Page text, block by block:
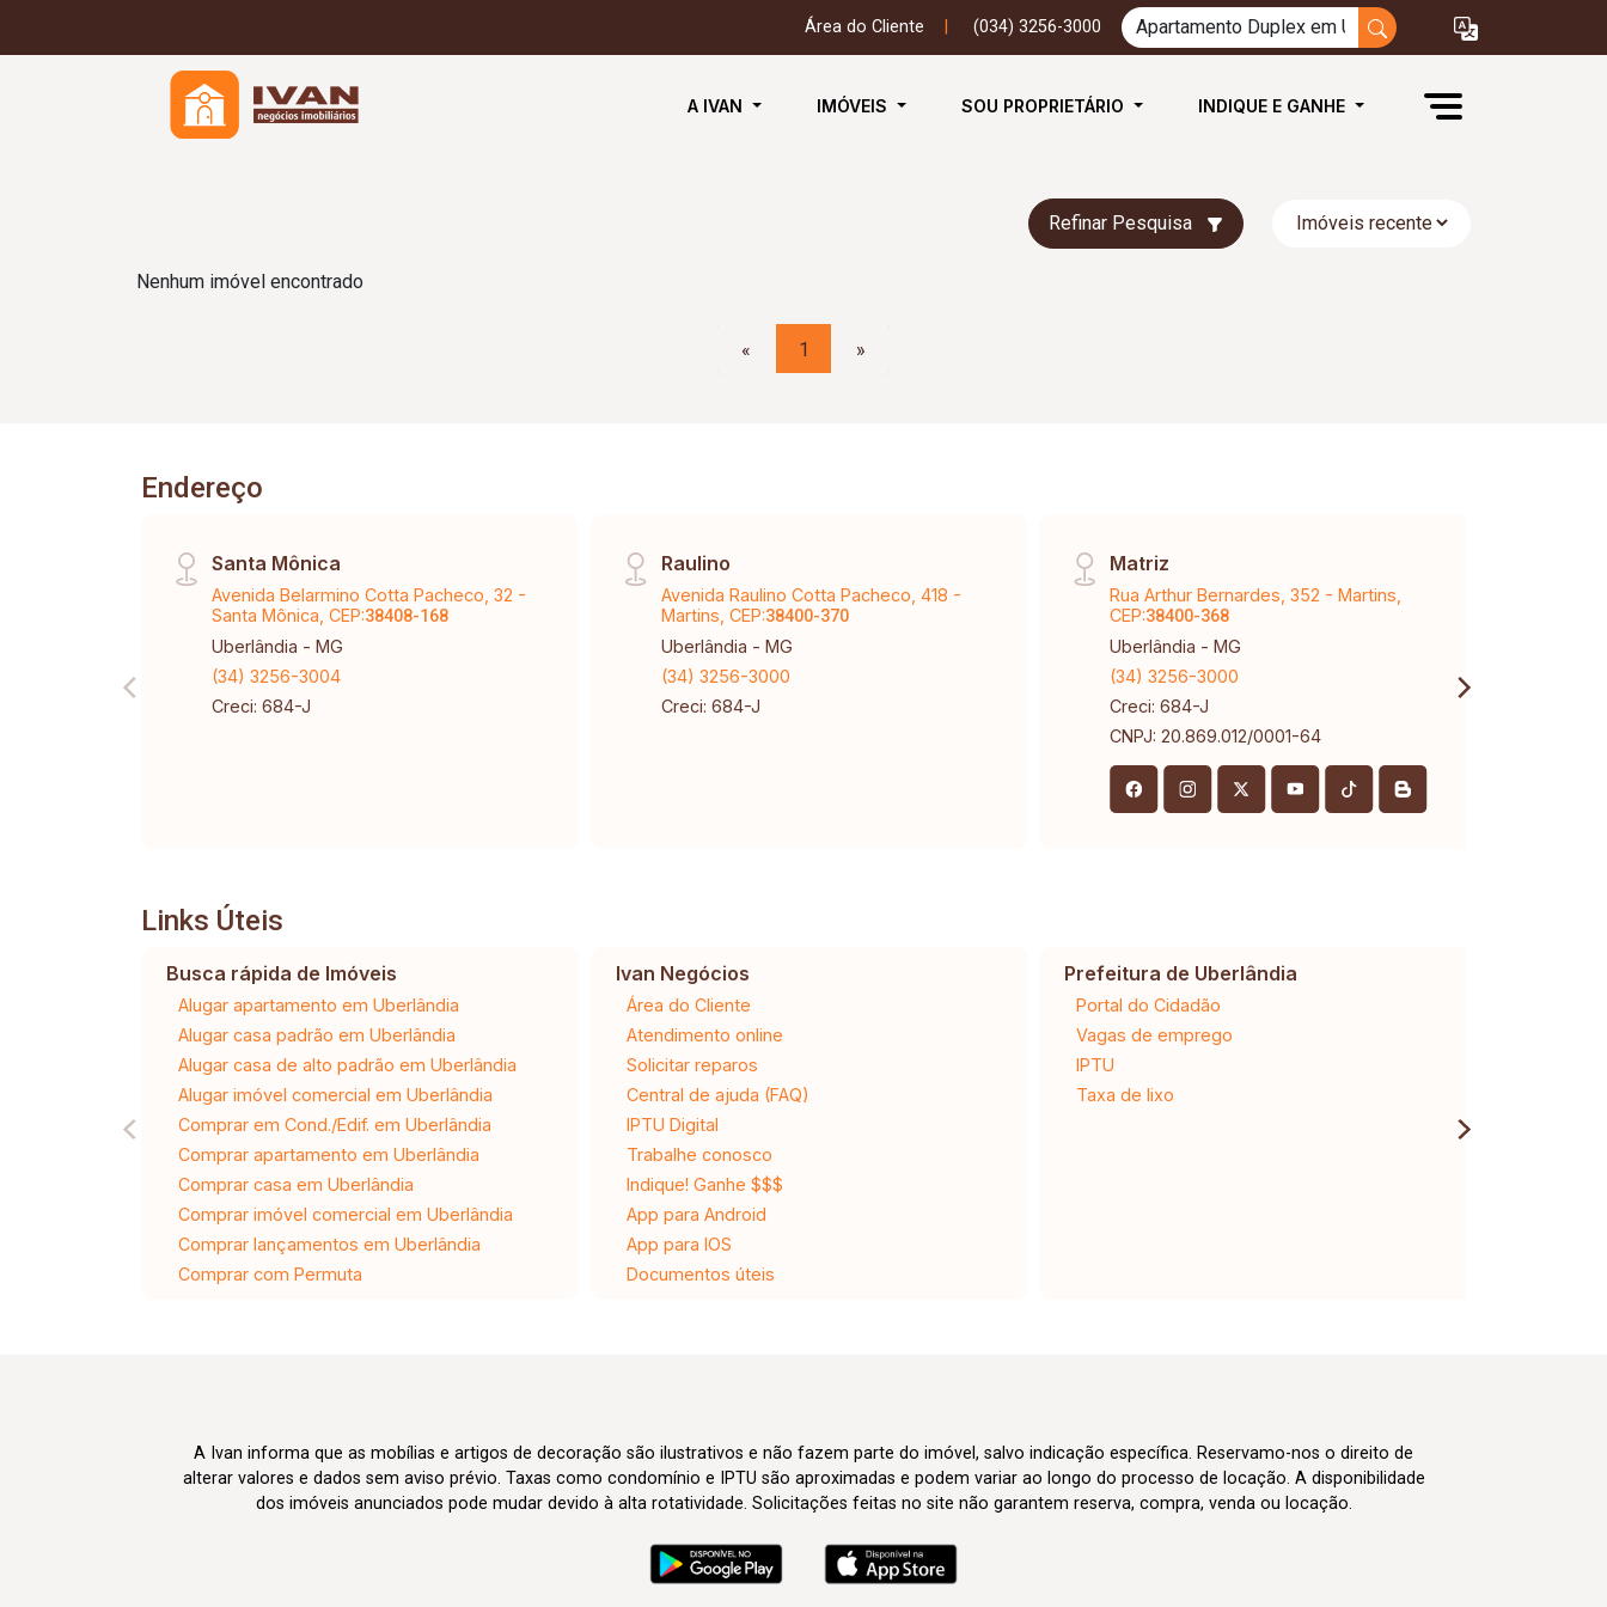
Área do Cliente (034) 3256-3000
A IVAN IMÓVEIS SOU PROPRIETÁRIO INDIQUE E GANHE
Refinar Pesquisa
Nenhum imóvel encontrado
« 1 »
Endereço
Santa Mônica
Avenida Belarmino Cotta Pacheco, 32 -
Santa Mônica, CEP:38408-168
Uberlândia - MG
(34) 3256-3004
Creci: 684-J
Raulino
Avenida Raulino Cotta Pacheco, 418 -
Martins, CEP:38400-370
Uberlândia - MG
(34) 3256-3000
Creci: 684-J
Matriz
Rua Arthur Bernardes, 352 - Martins,
CEP:38400-368
Uberlândia - MG
(34) 3256-3000
Creci: 684-J
CNPJ: 20.869.012/0001-64
Links Úteis
Busca rápida de Imóveis
Alugar apartamento em Uberlândia
Alugar casa padrão em Uberlândia
Alugar casa de alto padrão em Uberlândia
Alugar imóvel comercial em Uberlândia
Comprar em Cond./Edif. em Uberlândia
Comprar apartamento em Uberlândia
Comprar casa em Uberlândia
Comprar imóvel comercial em Uberlândia
Comprar lançamentos em Uberlândia
Comprar com Permuta
Ivan Negócios
Área do Cliente
Atendimento online
Solicitar reparos
Central de ajuda (FAQ)
IPTU Digital
Trabalhe conosco
Indique! Ganhe $$$
App para Android
App para IOS
Documentos úteis
Prefeitura de Uberlândia
Portal do Cidadão
Vagas de emprego
IPTU
Taxa de lixo
A Ivan informa que as mobílias e artigos de decoração são ilustrativos e não fazem parte do imóvel, salvo indicação específica. Reservamo-nos o direito de
alterar valores e dados sem aviso prévio. Taxas como condomínio e IPTU são aproximadas e podem variar ao longo do processo de locação. A disponibilidade
dos imóveis anunciados pode mudar devido à alta rotatividade. Solicitações feitas no site não garantem reserva, compra, venda ou locação.